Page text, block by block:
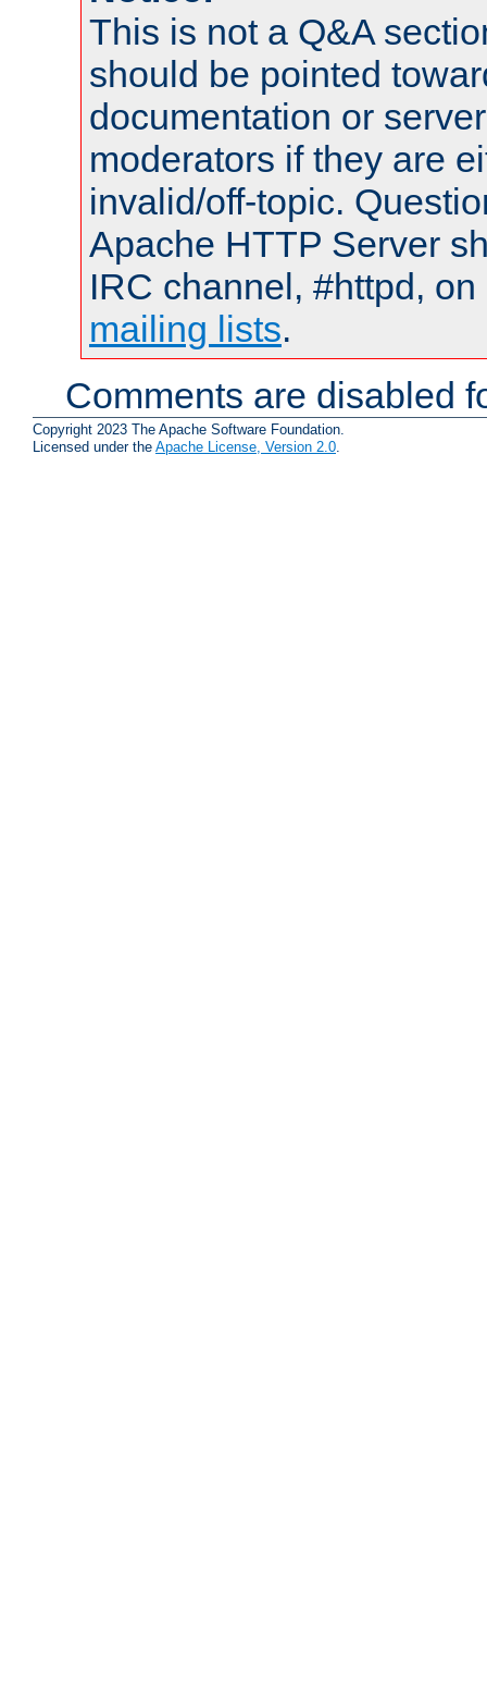
This is not a Q&A
should be pointed
documentation or
moderators if they are
invalid/off-topic.
Apache HTTP Server
IRC channel, #httpd,
mailing lists.
Comments are disabled
Copyright 2023 The Apache Software Foundation.
Licensed under the Apache License, Version 2.0